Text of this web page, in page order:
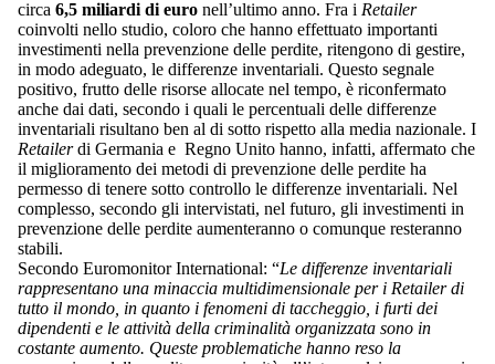
circa 6,5 miliardi di euro nell’ultimo anno. Fra i Retailer
coinvolti nello studio, coloro che hanno effettuato importanti
investimenti nella prevenzione delle perdite, ritengono di gestire,
in modo adeguato, le differenze inventariali. Questo segnale
positivo, frutto delle risorse allocate nel tempo, è riconfermato
anche dai dati, secondo i quali le percentuali delle differenze
inventariali risultano ben al di sotto rispetto alla media nazionale. I
Retailerdi Germania e Regno Unito hanno, infatti, affermato che
il miglioramento dei metodi di prevenzione delle perdite ha
permesso di tenere sotto controllo le differenze inventariali. Nel
complesso, secondo gli intervistati, nel futuro, gli investimenti in
prevenzione delle perdite aumenteranno o comunque resteranno
stabili.
Secondo Euromonitor International: “Le differenze inventariali
rappresentano una minaccia multidimensionale per i Retailer di
tutto il mondo, in quanto i fenomeni di taccheggio, i furti dei
dipendenti e le attività della criminalità organizzata sono in
costante aumento. Queste problematiche hanno reso la